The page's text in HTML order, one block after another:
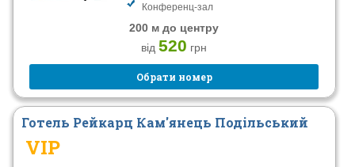
Конференц-зал
200 м до центру
від520 грн
Обрати номер
Готель Рейкарц Кам'янець Подільський
VIP